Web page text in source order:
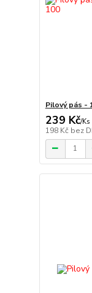
Pilový pás -
239 Kč/Ks
198 Kč bez